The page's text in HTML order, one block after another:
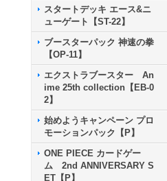
スタートデッキ エース&ニ
ューゲート【ST-22】
ブースターパック 神速の拳
【OP-11】
エクストラブースター An
ime 25th collection【EB-0
2】
始めようキャンペーン プロ
モーションパック【P】
ONE PIECE カードゲー
ム 2nd ANNIVERSARY S
ET【P】